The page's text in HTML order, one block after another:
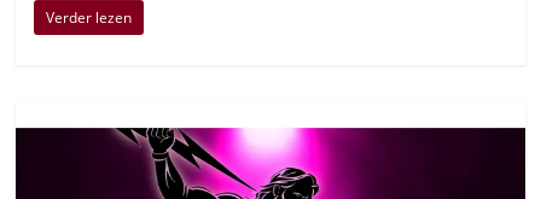
Verder lezen